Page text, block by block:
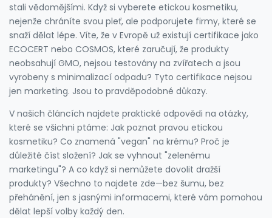
stali vědomějšími. Když si vyberete etickou kosmetiku,
nejenže chráníte svou pleť, ale podporujete firmy, které se
snaží dělat lépe. Víte, že v Evropě už existují certifikace jako
ECOCERT nebo COSMOS, které zaručují, že produkty
neobsahují GMO, nejsou testovány na zvířatech a jsou
vyrobeny s minimalizací odpadu? Tyto certifikace nejsou
jen marketing. Jsou to pravděpodobné důkazy.
V našich článcích najdete praktické odpovědi na otázky,
které se všichni ptáme: Jak poznat pravou etickou
kosmetiku? Co znamená "vegan" na krému? Proč je
důležité číst složení? Jak se vyhnout "zelenému
marketingu"? A co když si nemůžete dovolit dražší
produkty? Všechno to najdete zde—bez šumu, bez
přehánění, jen s jasnými informacemi, které vám pomohou
dělat lepší volby každý den.